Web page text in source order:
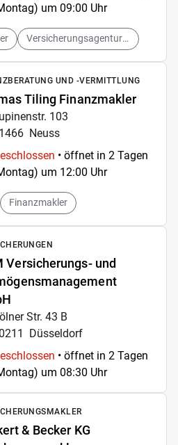
um 09:00 Uhr
Versicherungsagenturen
UND -VERMITTLUNG
Tiling Finanzmakler
103
Neuss
• öffnet in 2 Tagen
um 12:00 Uhr
Finanzmakler
Versicherungs- und
Str. 43 B
Düsseldorf
• öffnet in 2 Tagen
um 08:30 Uhr
& Becker KG